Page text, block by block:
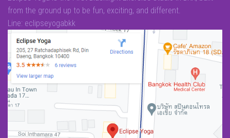
from the ground up to be fun, exciting, and different.
Line: eclipseyogabkk